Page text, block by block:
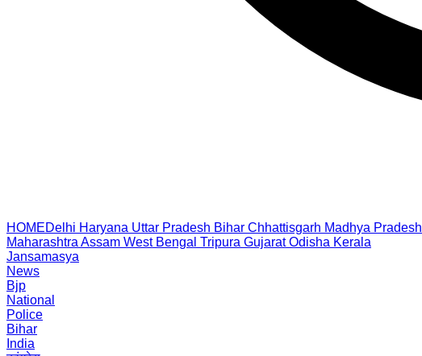
HOMEDelhi Haryana Uttar Pradesh Bihar Chhattisgarh Madhya Pradesh
Maharashtra Assam West Bengal Tripura Gujarat Odisha Kerala
Jansamasya
News
Bjp
National
Police
Bihar
India